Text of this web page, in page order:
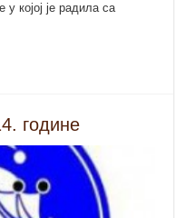
у којој је радила са
године